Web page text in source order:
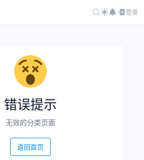
登录
错误提示
无效的分类页面
返回首页